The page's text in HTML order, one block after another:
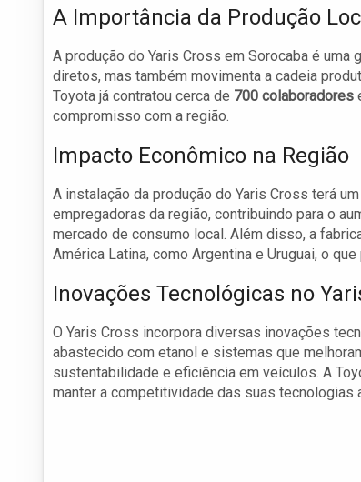
A Importância da Produção
A produção do Yaris Cross em Sorocaba é
diretos, mas também movimenta a cadeia
Toyota já contratou cerca de 700 colaboradores
compromisso com a região.
Impacto Econômico na Região
A instalação da produção do Yaris Cross terá
empregadoras da região, contribuindo para o
mercado de consumo local. Além disso, a
América Latina, como Argentina e Uruguai, o
Inovações Tecnológicas no
O Yaris Cross incorpora diversas inovações
abastecido com etanol e sistemas que
sustentabilidade e eficiência em veículos. A
manter a competitividade das suas tecnologias